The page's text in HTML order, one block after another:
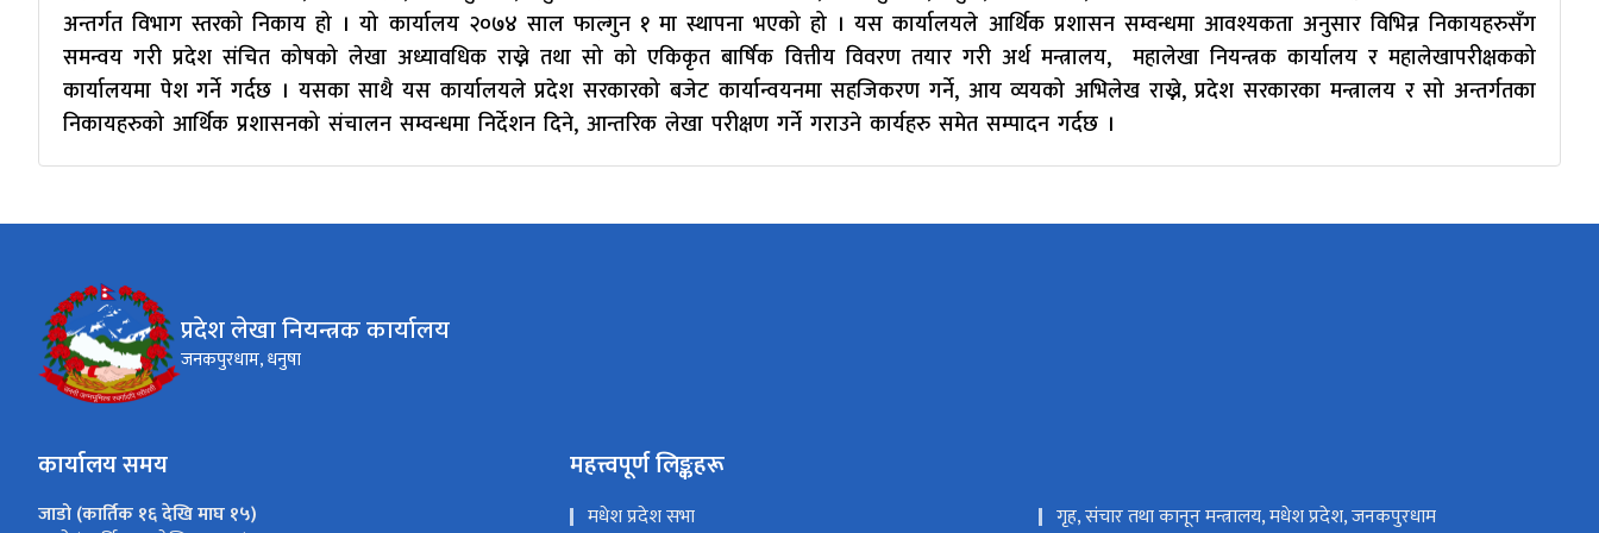
अन्तर्गत विभाग स्तरको निकाय हो । यो कार्यालय २०७४ साल फाल्गुन १ मा स्थापना भएको हो । यस कार्यालयले आर्थिक प्रशासन सम्वन्धमा आवश्यकता अनुसार विभिन्न निकायहरुसँग
समन्वय गरी प्रदेश संचित कोषको लेखा अध्यावधिक राख्ने तथा सो को एकिकृत बार्षिक वित्तीय विवरण तयार गरी अर्थ मन्त्रालय, महालेखा नियन्त्रक कार्यालय र महालेखापरीक्षकको
कार्यालयमा पेश गर्ने गर्दछ । यसका साथै यस कार्यालयले प्रदेश सरकारको बजेट कार्यान्वयनमा सहजिकरण गर्ने, आय व्ययको अभिलेख राख्ने, प्रदेश सरकारका मन्त्रालय र सो अन्तर्गतका
निकायहरुको आर्थिक प्रशासनको संचालन सम्वन्धमा निर्देशन दिने, आन्तरिक लेखा परीक्षण गर्ने गराउने कार्यहरु समेत सम्पादन गर्दछ ।
प्रदेश लेखा नियन्त्रक कार्यालय
जनकपुरधाम, धनुषा
कार्यालय समय
जाडो (कार्तिक १६ देखि माघ १५)
महत्त्वपूर्ण लिङ्कहरू
मधेश प्रदेश सभा गृह, संचार तथा कानून मन्त्रालय, मधेश प्रदेश, जनकपुरधाम